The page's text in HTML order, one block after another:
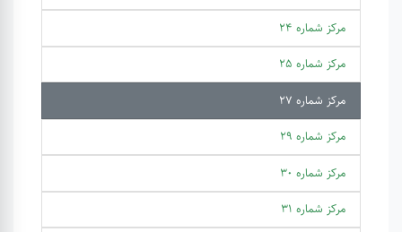
مرکز شماره 24
مرکز شماره 25
مرکز شماره 27
مرکز شماره 29
مرکز شماره 30
مرکز شماره 31